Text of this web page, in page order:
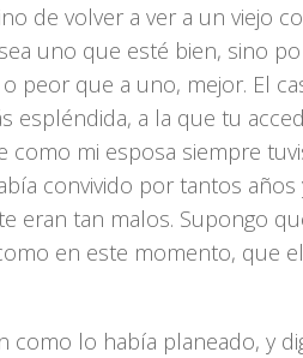
de volver a ver a un viejo
uno que esté bien, sino
peor que a uno, mejor. El
espléndida, a la que tu
como mi esposa siempre
convivido por tantos
eran tan malos. Supongo
en este momento, que
como lo había planeado, y